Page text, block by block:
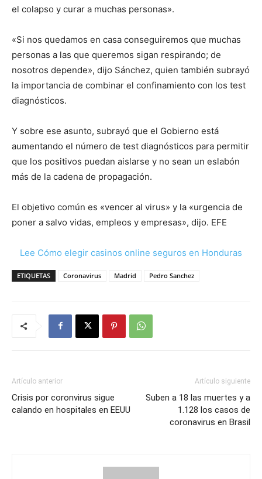
el colapso y curar a muchas personas».
«Si nos quedamos en casa conseguiremos que muchas
personas a las que queremos sigan respirando; de
nosotros depende», dijo Sánchez, quien también subrayó
la importancia de combinar el confinamiento con los test
diagnósticos.
Y sobre ese asunto, subrayó que el Gobierno está
aumentando el número de test diagnósticos para permitir
que los positivos puedan aislarse y no sean un eslabón
más de la cadena de propagación.
El objetivo común es «vencer al virus» y la «urgencia de
poner a salvo vidas, empleos y empresas», dijo. EFE
Lee Cómo elegir casinos online seguros en Honduras
ETIQUETAS Coronavirus Madrid Pedro Sanchez
Artículo anterior
Crisis por coronvirus sigue
calando en hospitales en EEUU
Artículo siguiente
Suben a 18 las muertes y a
1.128 los casos de
coronavirus en Brasil